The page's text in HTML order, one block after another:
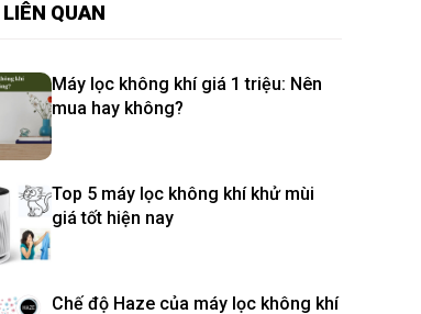
LIÊN QUAN
Máy lọc không khí giá 1 triệu: Nên
mua hay không?
Top 5 máy lọc không khí khử mùi
giá tốt hiện nay
Chế độ Haze của máy lọc không khí